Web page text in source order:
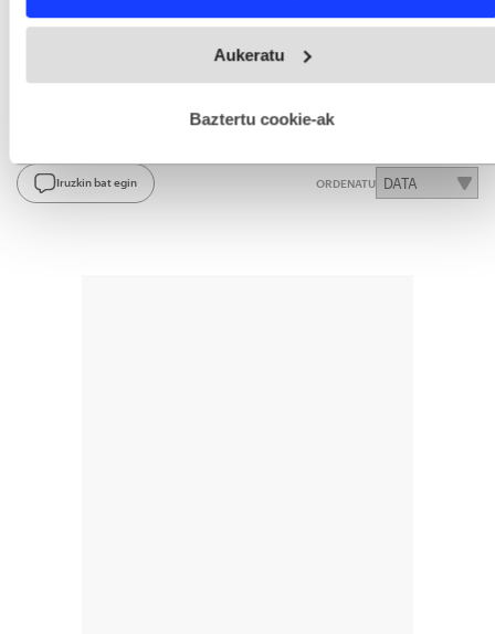
fitxategiak erabiltzen ditu. Zure esperientzia eta zerbitzuak
esplizitua ematen diguzu.Gehiago irakurri
Aukeratu
Baztertu cookie-ak
AukeratuBERRIAgogoko iturri gisa Googlen.
Iruzkin bat egin ORDENATU